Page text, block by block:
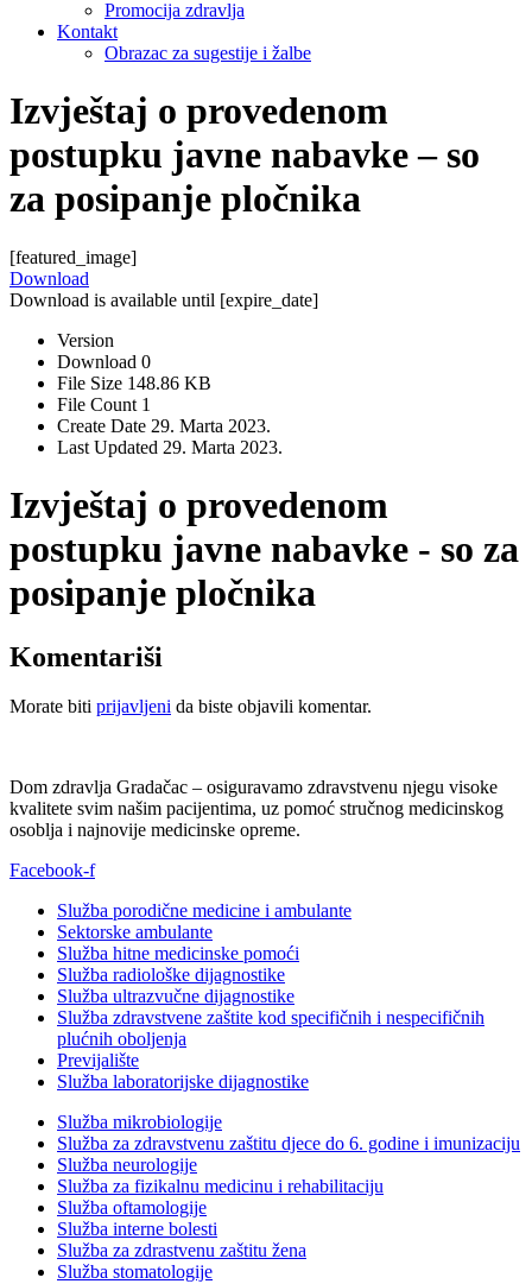
Promocija zdravlja
Kontakt
Obrazac za sugestije i žalbe
Izvještaj o provedenom
postupku javne nabavke – so
za posipanje pločnika
[featured_image]
Download
Download is available until [expire_date]
Version
Download 0
File Size 148.86 KB
File Count 1
Create Date 29. Marta 2023.
Last Updated 29. Marta 2023.
Izvještaj o provedenom
postupku javne nabavke - so za
posipanje pločnika
Komentariši
Morate biti prijavljeni da biste objavili komentar.
Dom zdravlja Gradačac – osiguravamo zdravstvenu njegu visoke
kvalitete svim našim pacijentima, uz pomoć stručnog medicinskog
osoblja i najnovije medicinske opreme.
Facebook-f
Služba porodične medicine i ambulante
Sektorske ambulante
Služba hitne medicinske pomoći
Služba radiološke dijagnostike
Služba ultrazvučne dijagnostike
Služba zdravstvene zaštite kod specifičnih i nespecifičnih
plućnih oboljenja
Previjalište
Služba laboratorijske dijagnostike
Služba mikrobiologije
Služba za zdravstvenu zaštitu djece do 6. godine i imunizaciju
Služba neurologije
Služba za fizikalnu medicinu i rehabilitaciju
Služba oftamologije
Služba interne bolesti
Služba za zdrastvenu zaštitu žena
Služba stomatologije